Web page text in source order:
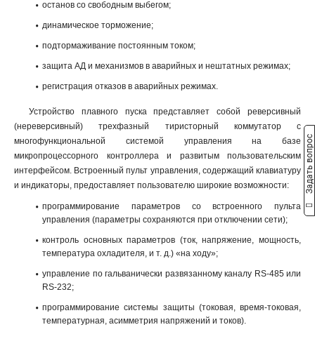
останов со свободным выбегом;
динамическое торможение;
подтормаживание постоянным током;
защита АД и механизмов в аварийных и нештатных режимах;
регистрация отказов в аварийных режимах.
Устройство плавного пуска представляет собой реверсивный
(нереверсивный) трехфазный тиристорный коммутатор с
многофункциональной системой управления на базе
микропроцессорного контроллера и развитым пользовательским
интерфейсом. Встроенный пульт управления, содержащий клавиатуру
и индикаторы, предоставляет пользователю широкие возможности:
программирование параметров со встроенного пульта
управления (параметры сохраняются при отключении сети);
контроль основных параметров (ток, напряжение, мощность,
температура охладителя, и т. д.) «на ходу»;
управление по гальванически развязанному каналу RS-485 или
RS-232;
программирование системы защиты (токовая, время-токовая,
температурная, асимметрия напряжений и токов).
Задать вопрос